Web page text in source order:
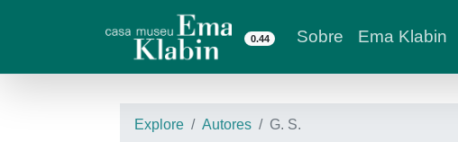
0.44 Sobre Ema Klabin
Explore Autores G. S.